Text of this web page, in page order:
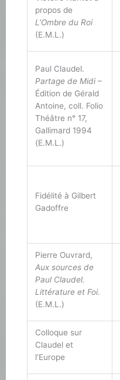
propos de
L’Ombre du Roi
(E.M.L.)
Paul Claudel.
Partage de Midi–
Édition de Gérald
Antoine, coll. Folio
Théâtre n° 17,
Gallimard 1994
(E.M.L.)
Fidélité à Gilbert
Gadoffre
Pierre Ouvrard,
Aux sources de
Paul Claudel.
Littérature et Foi.
(E.M.L.)
Colloque sur
Claudel et
l’Europe